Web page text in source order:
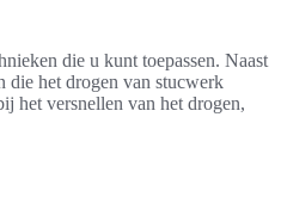
die u kunt toepassen. Naast
die het drogen van stucwerk
het versnellen van het drogen,